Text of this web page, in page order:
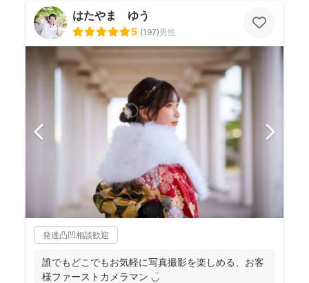
はたやま ゆう
5 (197)男性
発達凸凹相談歓迎
誰でもどこでもお気軽に写真撮影を楽しめる、お客
様ファーストカメラマン ◡̈